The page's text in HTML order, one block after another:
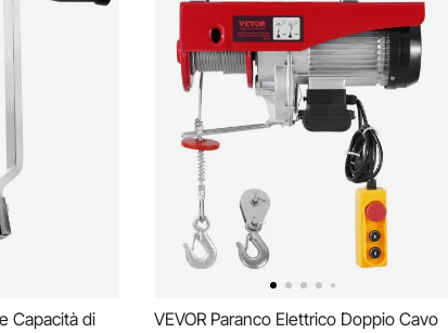
Capacità di
VEVOR Paranco Elettrico Doppio Cavo